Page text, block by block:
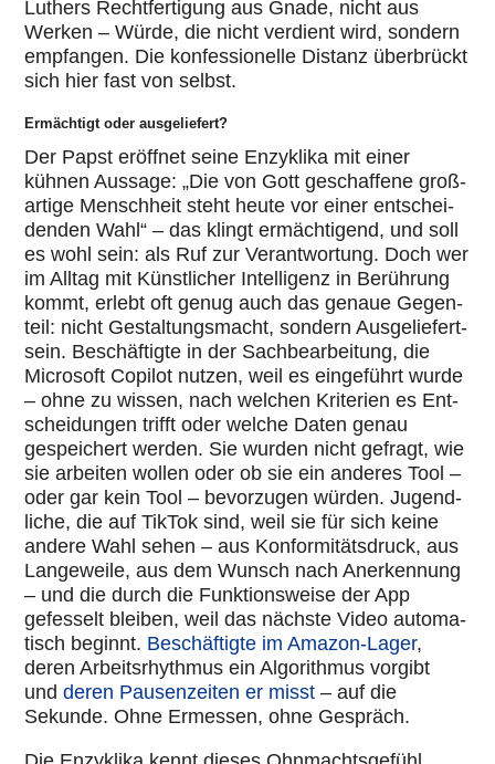
Luthers Recht­fer­ti­gung aus Gnade, nicht aus
Werken – Würde, die nicht verdient wird, sondern
emp­fan­gen. Die kon­fes­sio­nelle Distanz über­brückt
sich hier fast von selbst.
Ermächtigt oder ausgeliefert?
Der Papst eröffnet seine Enzy­klika mit einer
kühnen Aussage: „Die von Gott geschaf­fene groß­
ar­tige Mensch­heit steht heute vor einer ent­schei­
den­den Wahl“ – das klingt ermäch­ti­gend, und soll
es wohl sein: als Ruf zur Ver­ant­wor­tung. Doch wer
im Alltag mit Künst­li­cher Intel­li­genz in Berüh­rung
kommt, erlebt oft genug auch das genaue Gegen­
teil: nicht Gestal­tungs­macht, sondern Aus­ge­lie­fert­
sein. Beschäf­tigte in der Sach­be­ar­bei­tung, die
Micro­soft Copilot nutzen, weil es ein­ge­führt wurde
– ohne zu wissen, nach welchen Kri­te­rien es Ent­
schei­dun­gen trifft oder welche Daten genau
gespei­chert werden. Sie wurden nicht gefragt, wie
sie arbeiten wollen oder ob sie ein anderes Tool –
oder gar kein Tool – bevor­zu­gen würden. Jugend­
li­che, die auf TikTok sind, weil sie für sich keine
andere Wahl sehen – aus Kon­for­mi­täts­druck, aus
Lan­ge­weile, aus dem Wunsch nach Aner­ken­nung
– und die durch die Funk­ti­ons­weise der App
gefes­selt bleiben, weil das nächste Video auto­ma­
tisch beginnt. Beschäf­tigte im Amazon-Lager,
deren Arbeits­rhyth­mus ein Algo­rith­mus vorgibt
undderen Pau­sen­zei­ten er misst – auf die
Sekunde. Ohne Ermessen, ohne Gespräch.